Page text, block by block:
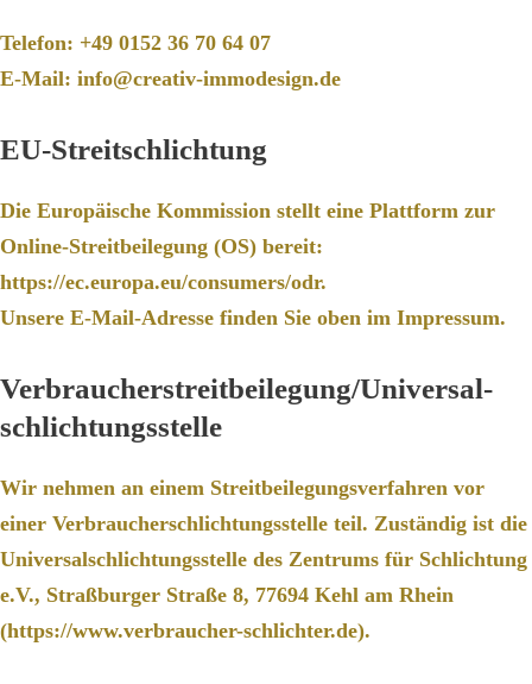
Telefon: +49 0152 36 70 64 07
E-Mail: info@creativ-immodesign.de
EU-Streitschlichtung
Die Europäische Kommission stellt eine Plattform zur
Online-Streitbeilegung (OS) bereit:
https://ec.europa.eu/consumers/odr.
Unsere E-Mail-Adresse finden Sie oben im Impressum.
Verbraucher­streit­beilegung/Universal­
schlichtungs­stelle
Wir nehmen an einem Streitbeilegungsverfahren vor
einer Verbraucherschlichtungsstelle teil. Zuständig ist die
Universalschlichtungsstelle des Zentrums für Schlichtung
e.V., Straßburger Straße 8, 77694 Kehl am Rhein
(https://www.verbraucher-schlichter.de).